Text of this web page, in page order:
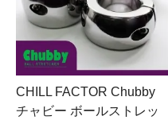
CHILL FACTOR Chubby
チャビー ボールストレッ